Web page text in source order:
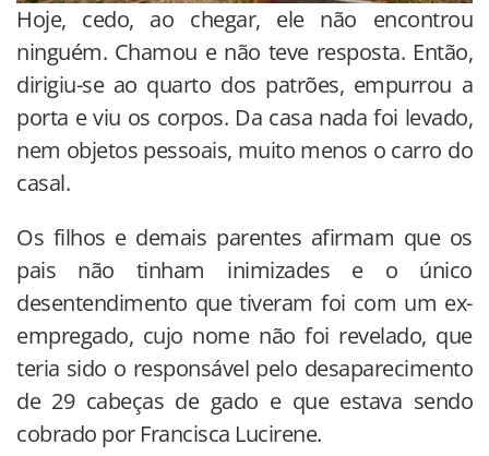
Hoje, cedo, ao chegar, ele não encontrou
ninguém. Chamou e não teve resposta. Então,
dirigiu-se ao quarto dos patrões, empurrou a
porta e viu os corpos. Da casa nada foi levado,
nem objetos pessoais, muito menos o carro do
casal.
Os filhos e demais parentes afirmam que os
pais não tinham inimizades e o único
desentendimento que tiveram foi com um ex-
empregado, cujo nome não foi revelado, que
teria sido o responsável pelo desaparecimento
de 29 cabeças de gado e que estava sendo
cobrado por Francisca Lucirene.